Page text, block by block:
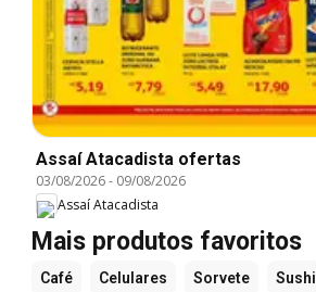
Assaí Atacadista ofertas
03/08/2026- 09/08/2026
Assaí Atacadista
Mais produtos favoritos
Café Celulares Sorvete Sushi